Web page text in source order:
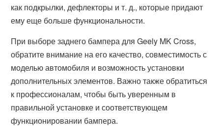
как подкрылки, дефлекторы и т. д., которые придают
ему еще больше функциональности.
При выборе заднего бампера для Geely MK Cross,
обратите внимание на его качество, совместимость с
моделью автомобиля и возможность установки
дополнительных элементов. Важно также обратиться
к профессионалам, чтобы быть уверенным в
правильной установке и соответствующем
функционировании бампера.